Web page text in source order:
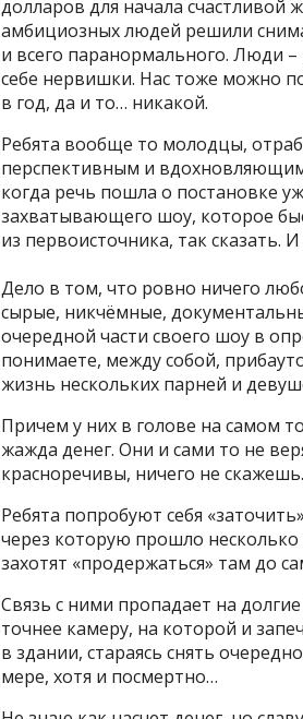
долларов для начала
амбициозных людей решили
и всего паранормального. Люди
себе нервишки. Нас тоже можно
в год, да и то… никакой.
Ребята вообще то молодцы,
перспективным и
когда речь пошла о постановке
захватывающего шоу, которое
из первоисточника, так сказать.
Дело в том, что ровно ничего
сырые, никчёмные,
очередной части своего шоу в
понимаете, между собой,
жизнь нескольких парней и
Причем у них в голове на самом
жажда денег. Они и сами то не
красноречивы, ничего не
Ребята попробуют себя
через которую прошло несколько
захотят «продержаться» там до
Связь с ними пропадает на
точнее камеру, на которой и
в здании, стараясь снять
мере, хотя и посмертно…